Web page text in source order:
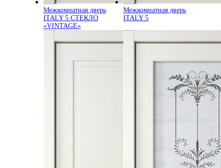
Межкомнатная дверь
ITALY 5 СТЕКЛО
«VINTAGE»
Межкомнатная дверь
ITALY 5